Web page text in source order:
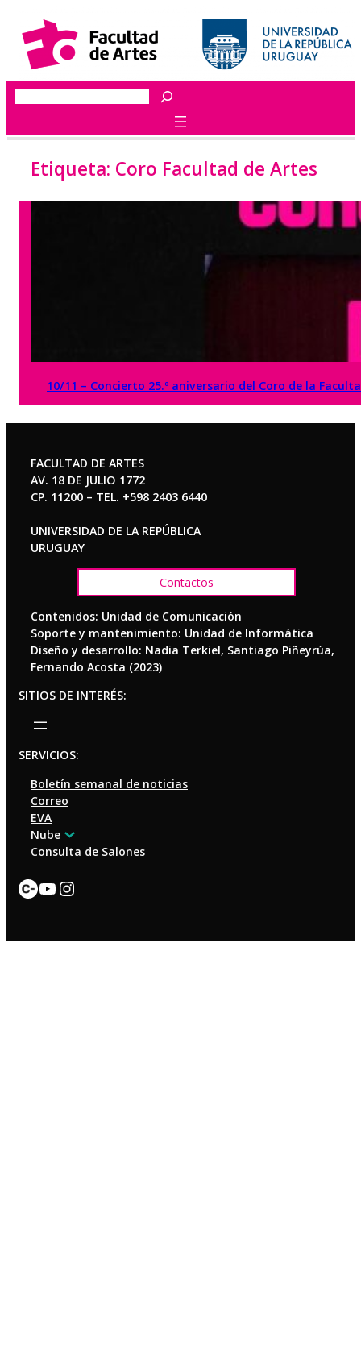
contenido
Buscar
Etiqueta: Coro Facultad de Artes
10/11 – Concierto 25.º aniversario del Coro de la
FACULTAD DE ARTES
AV. 18 DE JULIO 1772
CP. 11200 – TEL. +598 2403 6440
UNIVERSIDAD DE LA REPÚBLICA
URUGUAY
Contactos
Contenidos: Unidad de Comunicación
Soporte y mantenimiento: Unidad de Informática
Diseño y desarrollo: Nadia Terkiel, Santiago Piñeyrúa,
Fernando Acosta (2023)
SITIOS DE INTERÉS:
SERVICIOS:
Boletín semanal de noticias
Correo
EVA
Nube
Consulta de Salones
Enlace
YouTube
Instagram